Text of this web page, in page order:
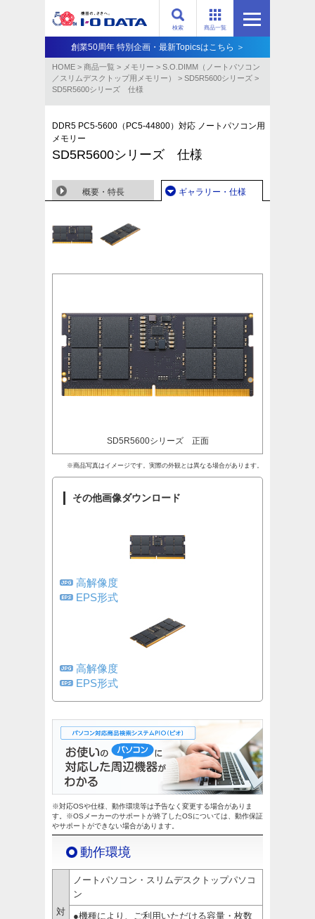
商品一覧
検索
創業50周年 特別企画・最新Topicsはこちら ＞
HOME > 商品一覧 > メモリー > S.O.DIMM（ノートパソコン
／スリムデスクトップ用メモリー）
> SD5R5600シリーズ >
SD5R5600シリーズ 仕様
DDR5 PC5-5600（PC5-44800）対応 ノートパソコン用
メモリー
SD5R5600シリーズ 仕様
概要・特長 ギャラリー・仕様
SD5R5600シリーズ 正面
※商品写真はイメージです。実際の外観とは異なる場合があります。
その他画像ダウンロード
高解像度
EPS形式
高解像度
EPS形式
※対応OSや仕様、動作環境等は予告なく変更する場合がありま
す。※OSメーカーのサポートが終了したOSについては、動作保証
やサポートができない場合があります。
動作環境
対
ノートパソコン・スリムデスクトップパソコ
ン
●機種により、ご利用いただける容量・枚数